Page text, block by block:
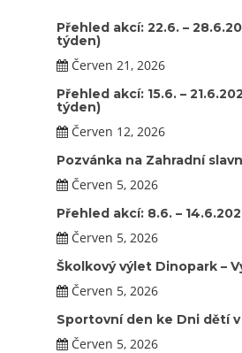
Přehled akcí: 22.6. –
týden)
Červen 21, 2026
Přehled akcí: 15.6. –
týden)
Červen 12, 2026
Pozvánka na Zahradní
Červen 5, 2026
Přehled akcí: 8.6. –
Červen 5, 2026
Školkový výlet Dinopark –
Červen 5, 2026
Sportovní den ke Dni dětí v
Červen 5, 2026